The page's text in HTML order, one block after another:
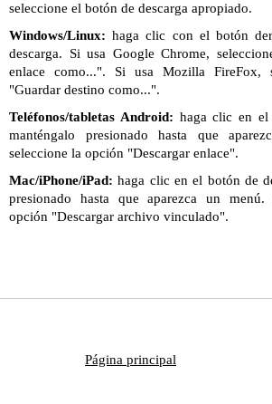
seleccione el botón de descarga apropiado.
Windows/Linux: haga clic con el botón
descarga. Si usa Google Chrome,
enlace como...". Si usa Mozilla FireFox,
"Guardar destino como...".
Teléfonos/tabletas Android: haga clic en el
manténgalo presionado hasta que
seleccione la opción "Descargar enlace".
Mac/iPhone/iPad: haga clic en el botón de
presionado hasta que aparezca un
opción "Descargar archivo vinculado".
Página principal